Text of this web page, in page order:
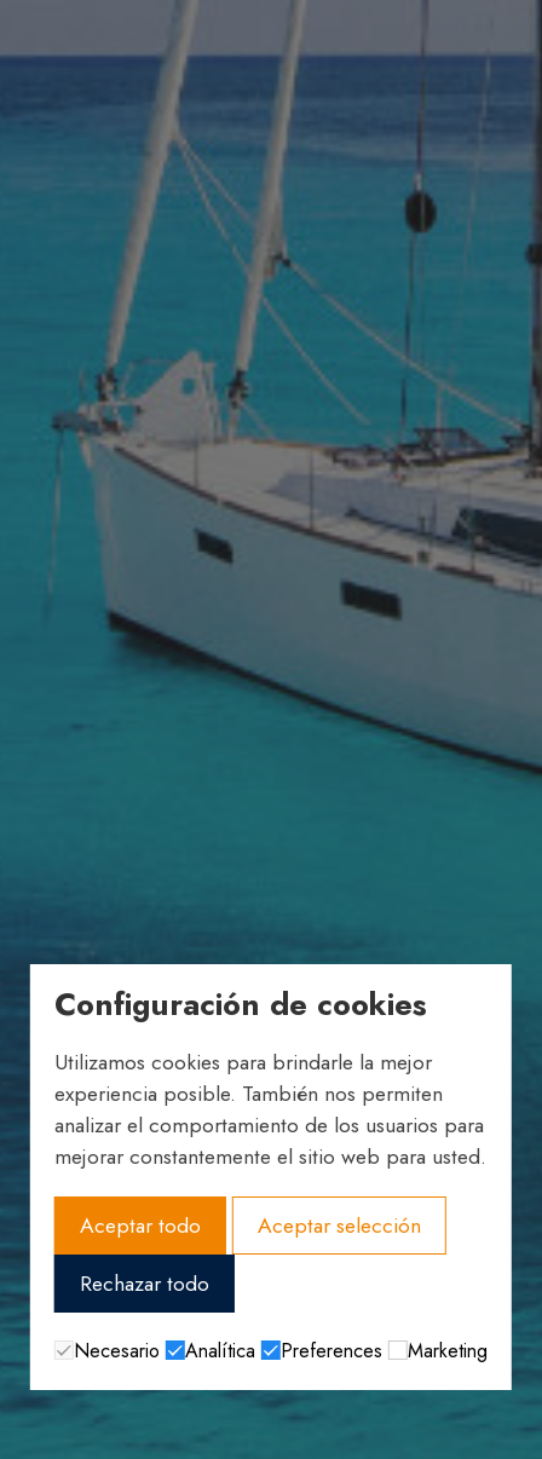
Configuración de cookies
Utilizamos cookies para brindarle la mejor
experiencia posible. También nos permiten
analizar el comportamiento de los usuarios para
mejorar constantemente el sitio web para usted.
Aceptar todo
Aceptar selección
Rechazar todo
Necesario Analítica Preferences Marketing